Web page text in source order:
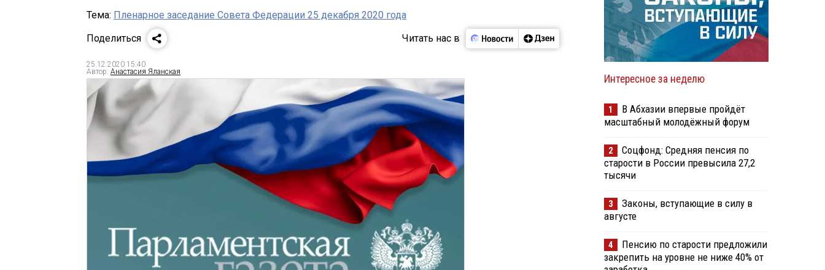
Тема: Пленарное заседание Совета Федерации 25 декабря 2020 года
Поделиться
Читать нас в
25.12.2020 15:40
Автор: Анастасия Яланская
Интересное за неделю
1
В Абхазии впервые пройдёт
масштабный молодёжный форум
2
Соцфонд: Средняя пенсия по
старости в России превысила 27,2
тысячи
3
Законы, вступающие в силу в
августе
4
Пенсию по старости предложили
закрепить на уровне не ниже 40% от